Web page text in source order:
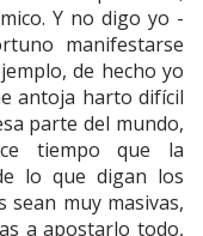
Y no digo yo -
manifestarse
de hecho yo
antoja harto difícil
parte del mundo,
tiempo que la
lo que digan los
sean muy masivas,
a apostarlo todo,